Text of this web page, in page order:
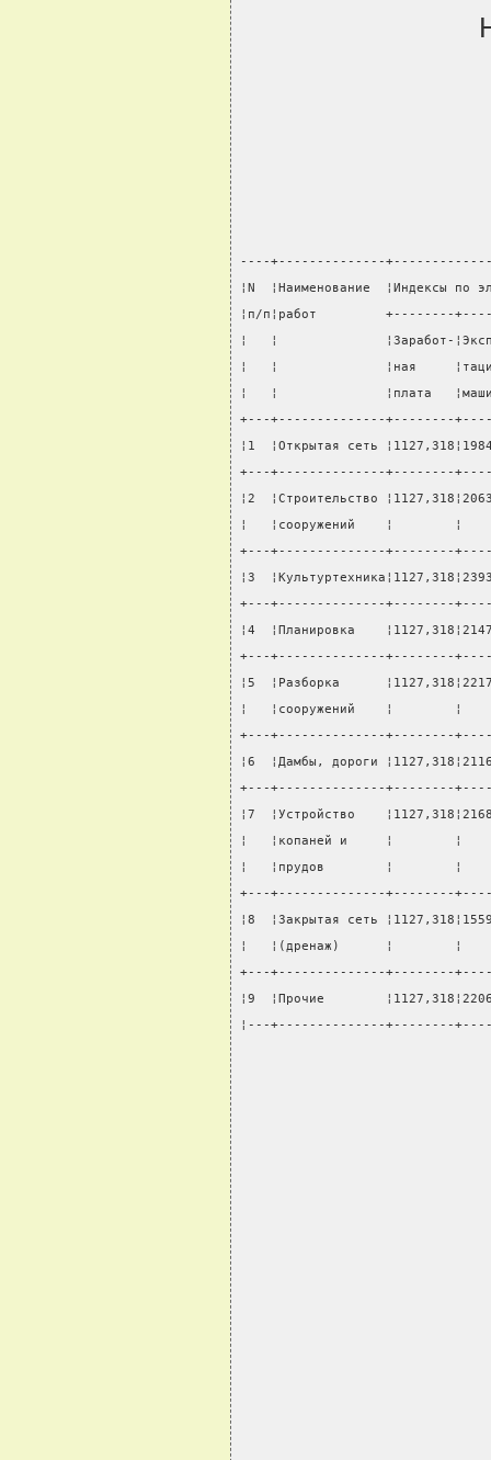
----+--------------
¦N  ¦Наименование
¦п/п¦работ         +--------
¦   ¦              ¦Заработ-
¦   ¦              ¦ная     ¦тация
¦   ¦              ¦плата
+---+--------------+--------
¦1  ¦Открытая сеть
+---+--------------+--------
¦2  ¦Строительство
¦   ¦сооружений    ¦
+---+--------------+--------
¦3
+---+--------------+--------
¦4  ¦Планировка
+---+--------------+--------
¦5  ¦Разборка
¦   ¦сооружений    ¦
+---+--------------+--------
¦6  ¦Дамбы, дороги
+---+--------------+--------
¦7  ¦Устройство
¦   ¦копаней и     ¦
¦   ¦прудов        ¦
+---+--------------+--------
¦8  ¦Закрытая сеть
¦   ¦(дренаж)      ¦
+---+--------------+--------
¦9  ¦Прочие
¦---+--------------+--------